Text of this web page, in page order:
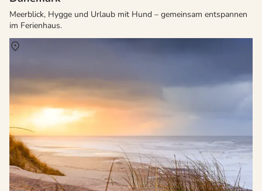
Meerblick, Hygge und Urlaub mit Hund – gemeinsam entspannen
im Ferienhaus.